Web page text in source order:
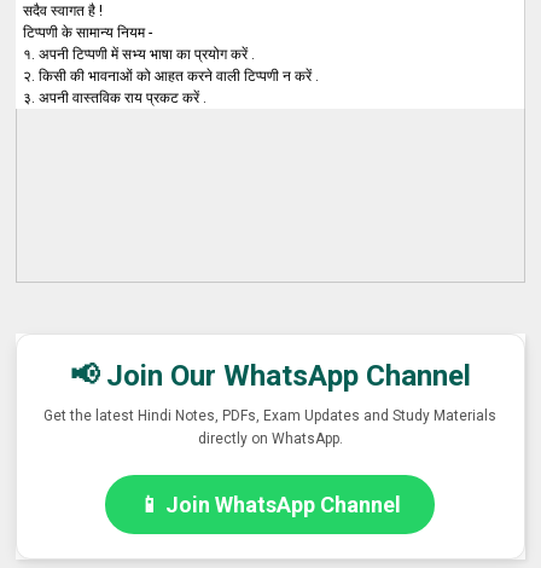
सदैव स्वागत है !
टिप्पणी के सामान्य नियम -
१. अपनी टिप्पणी में सभ्य भाषा का प्रयोग करें .
२. किसी की भावनाओं को आहत करने वाली टिप्पणी न करें .
३. अपनी वास्तविक राय प्रकट करें .
📢 Join Our WhatsApp Channel
Get the latest Hindi Notes, PDFs, Exam Updates and Study Materials
directly on WhatsApp.
📱 Join WhatsApp Channel